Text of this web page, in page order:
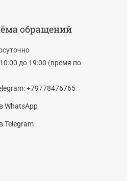
обращений
до 19:00 (время по
+79778476765
WhatsApp
Telegram